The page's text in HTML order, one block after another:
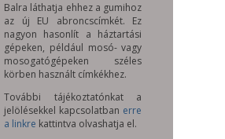
Balra láthatja ehhez a gumihoz
az új EU abroncscímkét. Ez
nagyon hasonlít a háztartási
gépeken, például mosó- vagy
mosogatógépeken széles
körben használt címkékhez.
További tájékoztatónkat a
jelölésekkel kapcsolatban erre
a linkre kattintva olvashatja el.